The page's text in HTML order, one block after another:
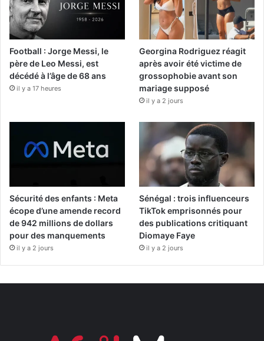
Football : Jorge Messi, le
père de Leo Messi, est
décédé à l’âge de 68 ans
il y a 17 heures
Georgina Rodriguez réagit
après avoir été victime de
grossophobie avant son
mariage supposé
il y a 2 jours
Sécurité des enfants : Meta
écope d’une amende record
de 942 millions de dollars
pour des manquements
il y a 2 jours
Sénégal : trois influenceurs
TikTok emprisonnés pour
des publications critiquant
Diomaye Faye
il y a 2 jours